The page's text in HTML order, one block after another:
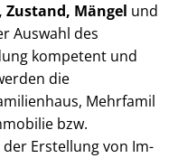
Zustand, Mängel und
Auswahl des
kompetent und
die
Mehr­fa­mi­l
bzw.
Erstellung von Im­